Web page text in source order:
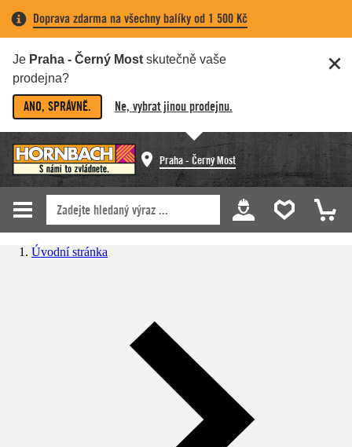
Doprava zdarma na všechny balíky od 1 500 Kč
Je Praha - Černý Most skutečně vaše
prodejna?
ANO, SPRÁVNĚ. Ne, vybrat jinou prodejnu.
Praha - Černý Most
Úvodní stránka